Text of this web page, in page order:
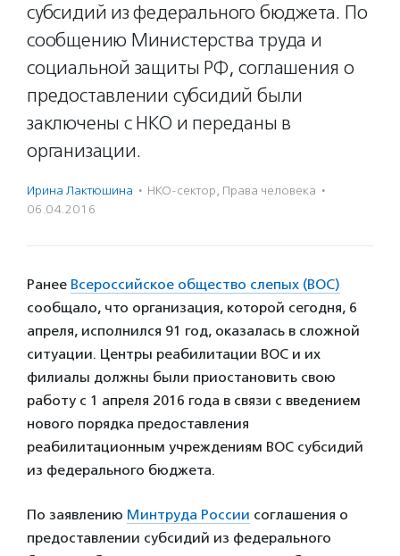
субсидий из федерального бюджета. По
сообщению Министерства труда и
социальной защиты РФ, соглашения о
предоставлении субсидий были
заключены с НКО и переданы в
организации.
Ирина Лактюшина · НКО-сектор, Права человека ·
06.04.2016
Ранее Всероссийское общество слепых (ВОС)
сообщало, что организация, которой сегодня, 6
апреля, исполнился 91 год, оказалась в сложной
ситуации. Центры реабилитации ВОС и их
филиалы должны были приостановить свою
работу с 1 апреля 2016 года в связи с введением
нового порядка предоставления
реабилитационным учреждениям ВОС субсидий
из федерального бюджета.
По заявлению Минтруда России соглашения о
предоставлении субсидий из федерального